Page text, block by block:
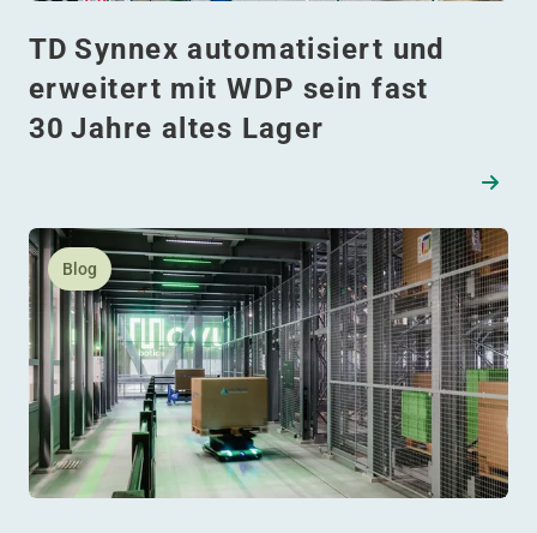
TD Synnex automatisiert und
erweitert mit WDP sein fast
30 Jahre altes Lager
Blog
Lesen Sie mehr daüber Checkliste: schrittweise